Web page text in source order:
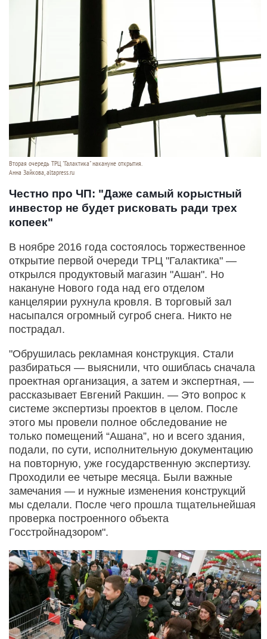
Вторая очередь ТРЦ "Галактика" накануне открытия.
Анна Зайкова, altapress.ru
Честно про ЧП: "Даже самый корыстный
инвестор не будет рисковать ради трех
копеек"
В ноябре 2016 года состоялось торжественное
открытие первой очереди ТРЦ "Галактика" —
открылся продуктовый магазин "Ашан". Но
накануне Нового года над его отделом
канцелярии рухнула кровля. В торговый зал
насыпался огромный сугроб снега. Никто не
пострадал.
"Обрушилась рекламная конструкция. Стали
разбираться — выяснили, что ошиблась сначала
проектная организация, а затем и экспертная, —
рассказывает Евгений Ракшин. — Это вопрос к
системе экспертизы проектов в целом. После
этого мы провели полное обследование не
только помещений “Ашана”, но и всего здания,
подали, по сути, исполнительную документацию
на повторную, уже государственную экспертизу.
Проходили ее четыре месяца. Были важные
замечания — и нужные изменения конструкций
мы сделали. После чего прошла тщательнейшая
проверка построенного объекта
Госстройнадзором".